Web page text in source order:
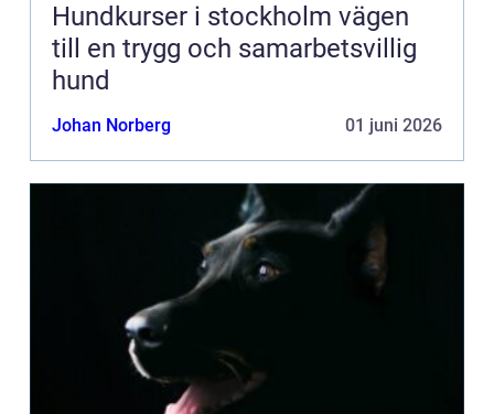
Hundkurser i stockholm vägen
till en trygg och samarbetsvillig
hund
Johan Norberg 01 juni 2026